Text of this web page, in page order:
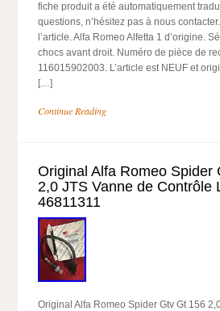
fiche produit a été automatiquement
questions, n’hésitez pas à nous
l’article. Alfa Romeo Alfetta 1 d’origine.
chocs avant droit. Numéro de pièce de
116015902003. L’article est NEUF et
[…]
Continue Reading
Original Alfa Romeo Spider
2,0 JTS Vanne de Contrôle
46811311
Original Alfa Romeo Spider Gtv Gt 156